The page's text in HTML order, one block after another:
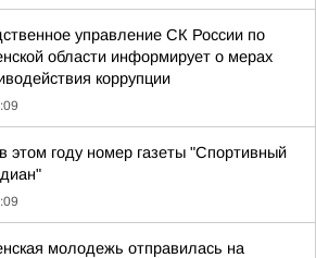
управление СК России по
области информирует о мерах
коррупции
этом году номер газеты "Спортивный
молодежь отправилась на